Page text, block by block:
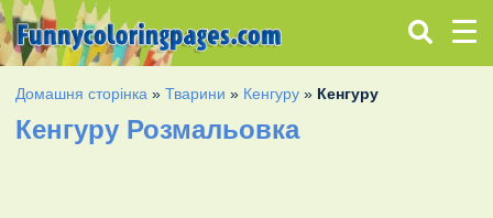
Домашня сторінка »Тварини » Кенгуру » Кенгуру
Кенгуру Розмальовка